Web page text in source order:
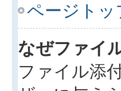
ページトッ
なぜファイ
ファイル添